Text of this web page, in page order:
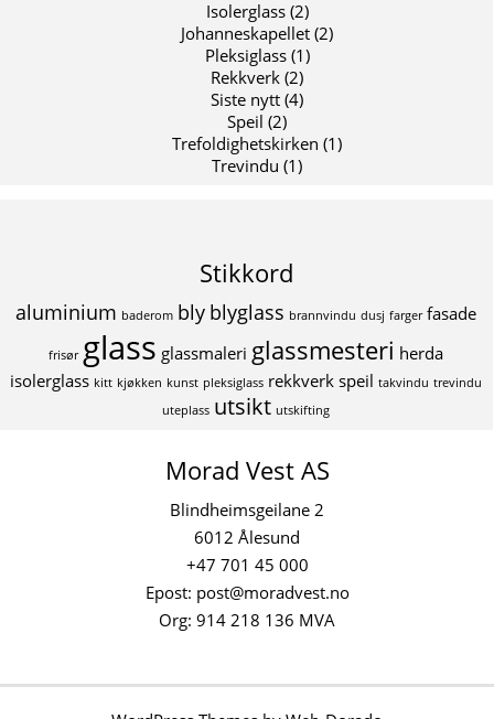
Isolerglass(2)
Johanneskapellet (2)
Pleksiglass(1)
Rekkverk (2)
Siste nytt (4)
Speil (2)
Trefoldighetskirken (1)
Trevindu (1)
Stikkord
aluminium baderom bly blyglass brannvindu dusj farger fasade
frisør glass glassmaleri glassmesteri herda
isolerglass kitt kjøkken kunst pleksiglass rekkverk speil takvindu trevindu
uteplass utsikt utskifting
Morad Vest AS
Blindheimsgeilane 2
6012 Ålesund
+47 701 45 000
Epost: post@moradvest.no
Org: 914 218 136 MVA